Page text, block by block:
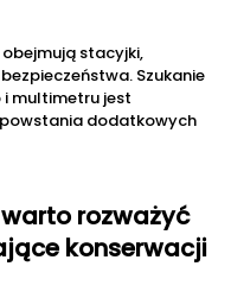
stacyjki,
Szukanie
multimetru jest
dodatkowych
rozważyć
konserwacji